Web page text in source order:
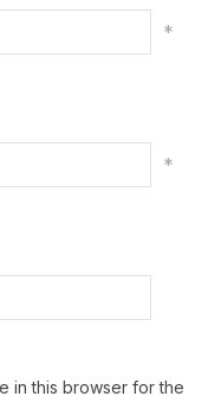
*
*
in this browser for the